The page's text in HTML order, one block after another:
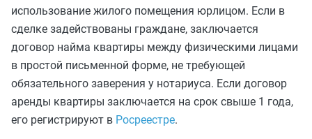
использование жилого помещения юрлицом. Если в
сделке задействованы граждане, заключается
договор найма квартиры между физическими лицами
в простой письменной форме, не требующей
обязательного заверения у нотариуса. Если договор
аренды квартиры заключается на срок свыше 1 года,
его регистрируют в Росреестре.